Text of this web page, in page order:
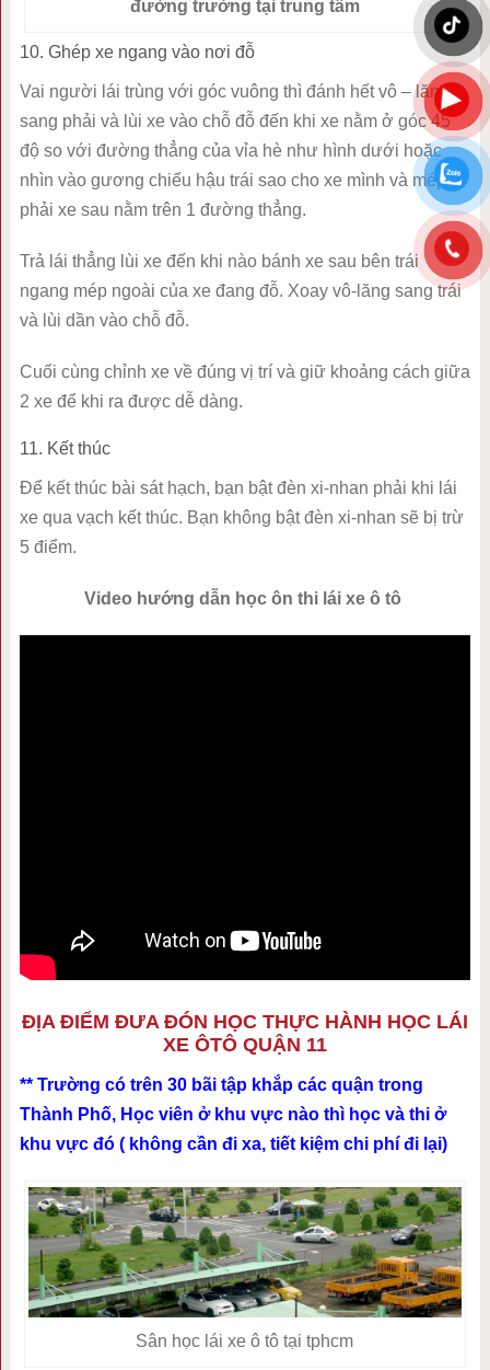
đường trường tại trung tâm
10. Ghép xe ngang vào nơi đỗ
Vai người lái trùng với góc vuông thì đánh hết vô – lăng
sang phải và lùi xe vào chỗ đỗ đến khi xe nằm ở góc 45
độ so với đường thẳng của vỉa hè như hình dưới hoặc
nhìn vào gương chiếu hậu trái sao cho xe mình và mép
phải xe sau nằm trên 1 đường thẳng.
Trả lái thẳng lùi xe đến khi nào bánh xe sau bên trái
ngang mép ngoài của xe đang đỗ. Xoay vô-lăng sang trái
và lùi dần vào chỗ đỗ.
Cuối cùng chỉnh xe về đúng vị trí và giữ khoảng cách giữa
2 xe để khi ra được dễ dàng.
11. Kết thúc
Để kết thúc bài sát hạch, bạn bật đèn xi-nhan phải khi lái
xe qua vạch kết thúc. Bạn không bật đèn xi-nhan sẽ bị trừ
5 điểm.
Video hướng dẫn học ôn thi lái xe ô tô
ĐỊA ĐIỂM ĐƯA ĐÓN HỌC THỰC HÀNH HỌC LÁI
XE ÔTÔ QUẬN 11
** Trường có trên 30 bãi tập khắp các quận trong
Thành Phố, Học viên ở khu vực nào thì học và thi ở
khu vực đó ( không cần đi xa, tiết kiệm chi phí đi lại)
Sân học lái xe ô tô tại tphcm